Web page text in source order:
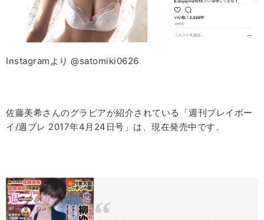
Instagramより @satomiki0626
佐藤美希さんのグラビアが紹介されている「週刊プレイボー
イ/週プレ 2017年4月24日号」は、現在発売中です。